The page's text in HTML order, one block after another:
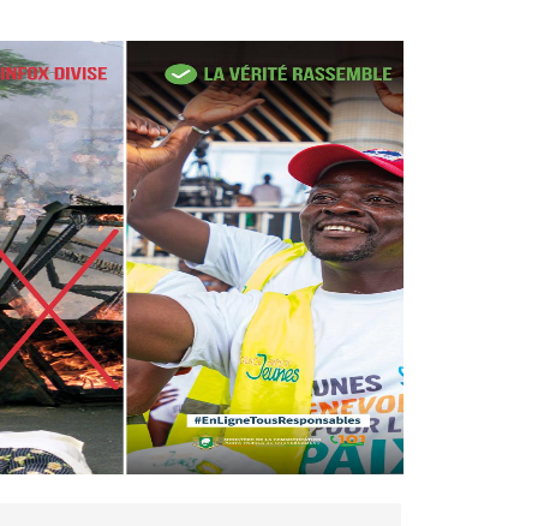
Sadio Camara tué lors
d’attaques...
AIP
22 avr. 2026, 16:41
Des bureaux ravagés dans un
incendie survenu à la mairie...
AIP
10 avr. 2026, 09:48
Nommé Médiateur de la
République, Gaoussou Touré
prend officiellement fonction
AIP
13 mars 2026, 10:43
Nécrologie : décès de
Guillaume Houphouët-Boigny,
fils du Père fondateur...